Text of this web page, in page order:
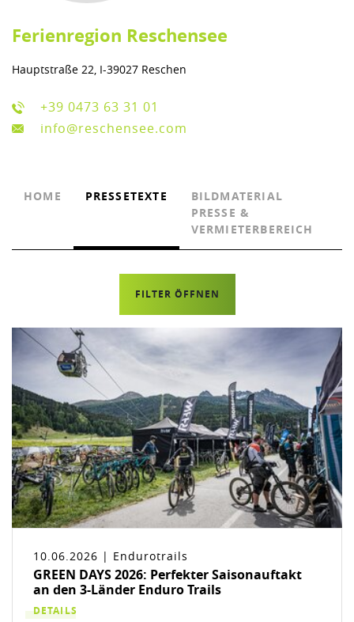
Ferienregion Reschensee
Hauptstraße 22, I-39027 Reschen
+39 0473 63 31 01
info@reschensee.com
HOME PRESSETEXTE
BILDMATERIAL
PRESSE &
VERMIETERBEREICH
FILTER ÖFFNEN
10.06.2026 | Endurotrails
GREEN DAYS 2026: Perfekter Saisonauftakt
an den 3-Länder Enduro Trails
DETAILS